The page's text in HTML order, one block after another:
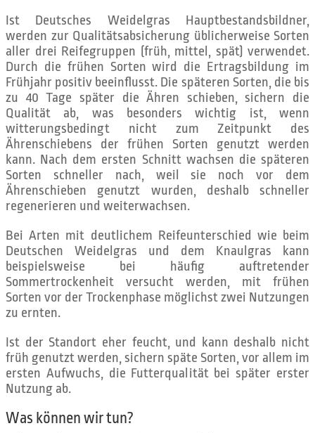
Ist Deutsches Weidelgras Hauptbestandsbildner,
werden zur Qualitätsabsicherung üblicherweise Sorten
aller drei Reifegruppen (früh, mittel, spät) verwendet.
Durch die frühen Sorten wird die Ertragsbildung im
Frühjahr positiv beeinflusst. Die späteren Sorten, die bis
zu 40 Tage später die Ähren schieben, sichern die
Qualität ab, was besonders wichtig ist, wenn
witterungsbedingt nicht zum Zeitpunkt des
Ährenschiebens der frühen Sorten genutzt werden
kann. Nach dem ersten Schnitt wachsen die späteren
Sorten schneller nach, weil sie noch vor dem
Ährenschieben genutzt wurden, deshalb schneller
regenerieren und weiterwachsen.
Bei Arten mit deutlichem Reifeunterschied wie beim
Deutschen Weidelgras und dem Knaulgras kann
beispielsweise bei häufig auftretender
Sommertrockenheit versucht werden, mit frühen
Sorten vor der Trockenphase möglichst zwei Nutzungen
zu ernten.
Ist der Standort eher feucht, und kann deshalb nicht
früh genutzt werden, sichern späte Sorten, vor allem im
ersten Aufwuchs, die Futterqualität bei später erster
Nutzung ab.
Was können wir tun?